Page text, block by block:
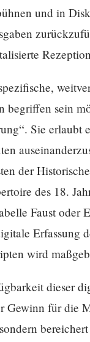
und in
begriffen sein
Sie erlaubt
der
des 18.
Faust oder
Erfassung
wird
dieser
Gewinn für die